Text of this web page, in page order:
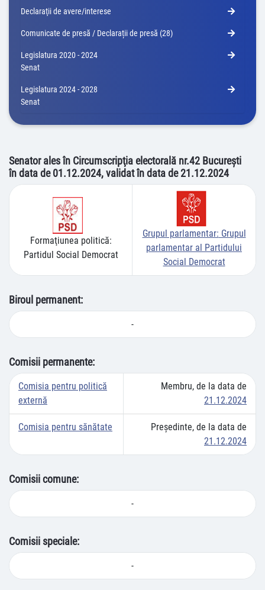
Declaraţii de avere/interese
Comunicate de presă / Declarații de presă (28)
Legislatura 2020 - 2024
Senat
Legislatura 2024 - 2028
Senat
Senator ales în Circumscripţia electorală nr.42 Bucureşti
în data de 01.12.2024, validat în data de 21.12.2024
Formaţiunea politică:
Partidul Social Democrat
Grupul parlamentar: Grupul
parlamentar al Partidului
Social Democrat
Biroul permanent:
-
Comisii permanente:
Comisia pentru politică
externă
Membru, de la data de
21.12.2024
Comisia pentru sănătate
Preşedinte, de la data de
21.12.2024
Comisii comune:
-
Comisii speciale:
-